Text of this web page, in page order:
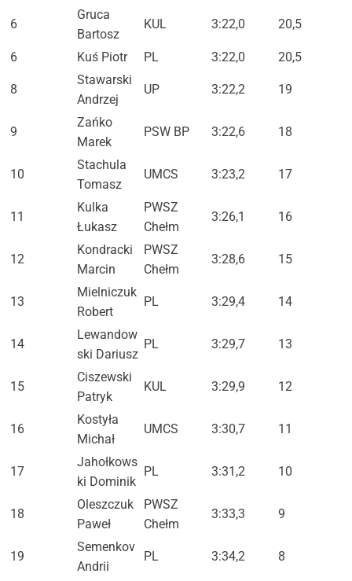
6
Gruca
Bartosz
KUL 3:22,0 20,5
6 Kuś Piotr PL 3:22,0 20,5
8
Stawarski
Andrzej
UP 3:22,2 19
9
Zańko
Marek
PSW BP 3:22,6 18
10
Stachula
Tomasz
UMCS 3:23,2 17
11
Kulka
Łukasz
PWSZ
Chełm
3:26,1 16
12
Kondracki
Marcin
PWSZ
Chełm
3:28,6 15
13
Mielniczuk
Robert
PL 3:29,4 14
14
Lewandow
ski Dariusz
PL 3:29,7 13
15
Ciszewski
Patryk
KUL 3:29,9 12
16
Kostyła
Michał
UMCS 3:30,7 11
17
Jahołkows
ki Dominik
PL 3:31,2 10
18
Oleszczuk
Paweł
PWSZ
Chełm
3:33,3 9
19
Semenkov
Andrii
PL 3:34,2 8